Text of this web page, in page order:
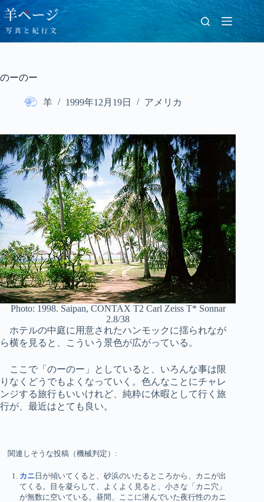
コ
ン
テ
ン
ス
のーのー
羊 1999年12月19日 アメリカ
Photo: 1998. Saipan, CONTAX T2 Carl Zeiss T* Sonnar
2.8/38
ホテルの中庭に用意されたハンモックに揺られなが
ら横を見ると、こういう景色が広がっている。
ここで「のーのー」としていると、いろんな事は限
りなくどうでもよくなっていく。色んなことにチャレ
ンジする旅行もいいけれど、純粋に休暇として行く旅
行が、最近はとても良い。
関連しそうな投稿（機械判定）:
カニ 日が傾いてくると、砂浜のいたるところから、カニが出
てくる。目を凝らして、よくよく見ると、小さな「カニ穴」
が無数に空いている。昼間、ここに潜んでいた夜行性のカニ